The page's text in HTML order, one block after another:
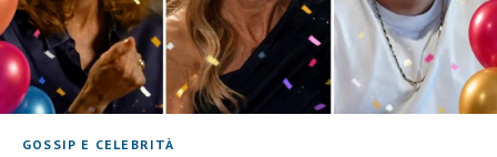
GOSSIP E CELEBRITÀ